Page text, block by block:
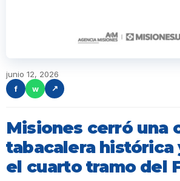
junio 12, 2026
f
w ↗
Misiones cerró una
tabacalera histórica
el cuarto tramo del